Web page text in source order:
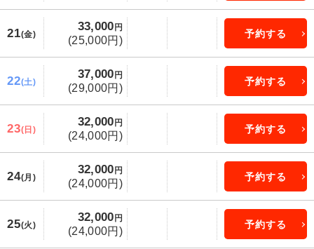
21(金)
33,000 円
(25,000円)
予約する
22(土)
37,000 円
(29,000円)
予約する
23(日)
32,000 円
(24,000円)
予約する
24(月)
32,000 円
(24,000円)
予約する
25(火)
32,000 円
(24,000円)
予約する